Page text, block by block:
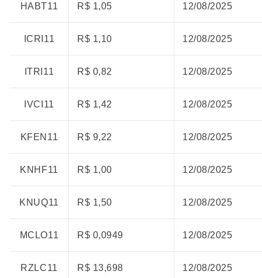
HABT11 R$ 1,05 12/08/2025
ICRI11 R$ 1,10 12/08/2025
ITRI11 R$ 0,82 12/08/2025
IVCI11 R$ 1,42 12/08/2025
KFEN11 R$ 9,22 12/08/2025
KNHF11 R$ 1,00 12/08/2025
KNUQ11 R$ 1,50 12/08/2025
MCLO11 R$ 0,0949 12/08/2025
RZLC11 R$ 13,698 12/08/2025